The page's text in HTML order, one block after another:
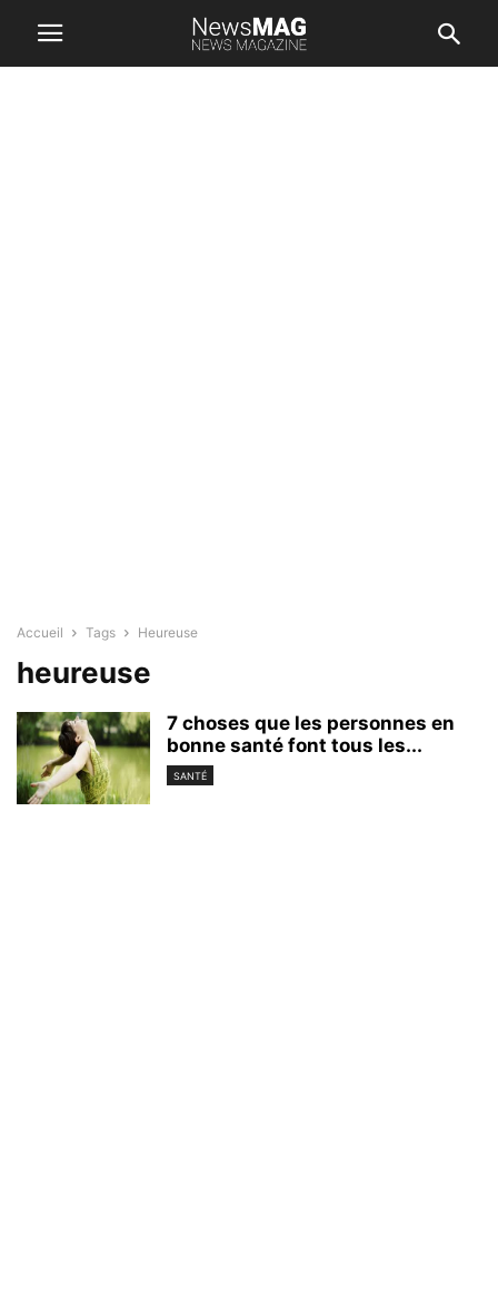
Accueil Tags Heureuse
heureuse
7 choses que les personnes en
bonne santé font tous les...
SANTÉ